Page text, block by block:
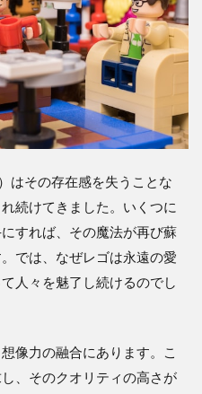
はその存在感を失うことな
続けてきました。いくつに
すれば、その魔法が再び蘇
では、なぜレゴは永遠の愛
人々を魅了し続けるのでし
像力の融合にあります。こ
、そのクオリティの高さが